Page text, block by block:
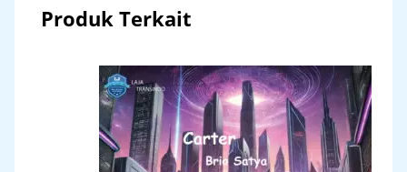
Produk Terkait